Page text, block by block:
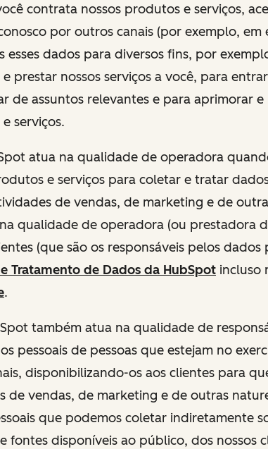
contrata nossos produtos e serviços,
por outros canais (por exemplo, em
esses dados para diversos fins, por
prestar nossos serviços a você, para
de assuntos relevantes e para aprimorar
serviços.
atua na qualidade de operadora
e serviços para coletar e tratar
de vendas, de marketing e de
qualidade de operadora (ou prestadora
(que são os responsáveis pelos dados
Tratamento de Dados da HubSpot incluso
.
também atua na qualidade de
pessoais de pessoas que estejam no
disponibilizando-os aos clientes para
de vendas, de marketing e de outras
que podemos coletar indiretamente
fontes disponíveis ao público, dos nossos